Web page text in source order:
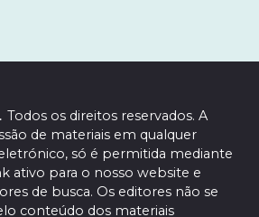
os direitos reservados. A
de materiais em qualquer
só é permitida mediante
ativo para o nosso website e
de busca. Os editores não se
conteúdo dos materiais